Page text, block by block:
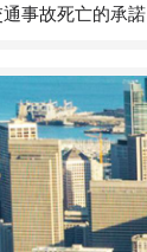
事故死亡的承諾